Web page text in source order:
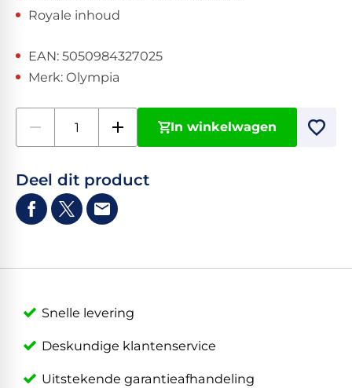
Royale inhoud
EAN: 5050984327025
Merk: Olympia
In winkelwagen
Deel dit product
Snelle levering
Deskundige klantenservice
Uitstekende garantieafhandeling